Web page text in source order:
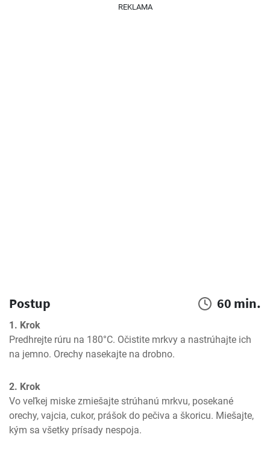
REKLAMA
Postup 60 min.
1. Krok
Predhrejte rúru na 180°C. Očistite mrkvy a nastrúhajte ich
na jemno. Orechy nasekajte na drobno.
2. Krok
Vo veľkej miske zmiešajte strúhanú mrkvu, posekané
orechy, vajcia, cukor, prášok do pečiva a škoricu. Miešajte,
kým sa všetky prísady nespoja.